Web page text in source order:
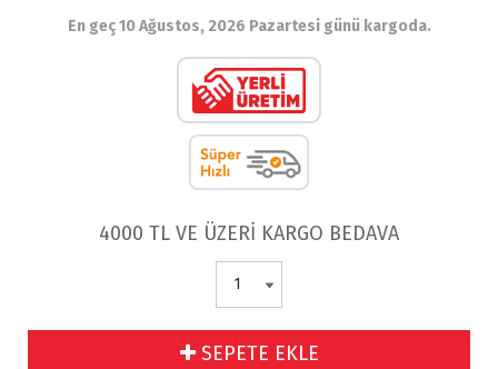
En geç 10 Ağustos, 2026 Pazartesi günü kargoda.
4000 TL VE ÜZERİ KARGO BEDAVA
SEPETE EKLE